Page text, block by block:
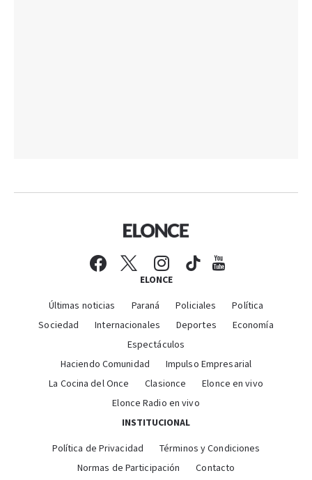
ELONCE
Últimas noticias Paraná Policiales
Política
Sociedad
Internacionales Deportes
Economía
Espectáculos
Haciendo Comunidad
Impulso Empresarial
La Cocina del Once
Clasionce
Elonce en vivo
Elonce Radio en vivo
INSTITUCIONAL
Política de Privacidad
Términos y Condiciones
Normas de Participación
Contacto